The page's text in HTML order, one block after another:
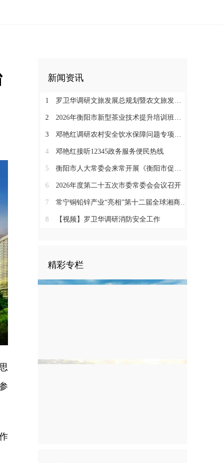
fullscreen
新闻资讯
1 罗卫华调研文旅发展总规划暨农文旅发展工作
2 2026年衡阳市新型茶业技术提升培训班在塔山瑶族乡开班
3 邓艳红调研农村安全饮水保障问题专项整治和抗旱保水工作
4 邓艳红接听12345政务服务便民热线
5 衡阳市人大常委会来常开展《衡阳市促进中医药康养与文旅融合发展若干规定（草案）》立法调研
6 2026年度第二十五次市委常委会会议召开
7 常宁铜铅锌产业“亮相”第十二届全球湘商大会京津冀推介会
8 【视频】罗卫华调研消防安全工作
精彩专栏